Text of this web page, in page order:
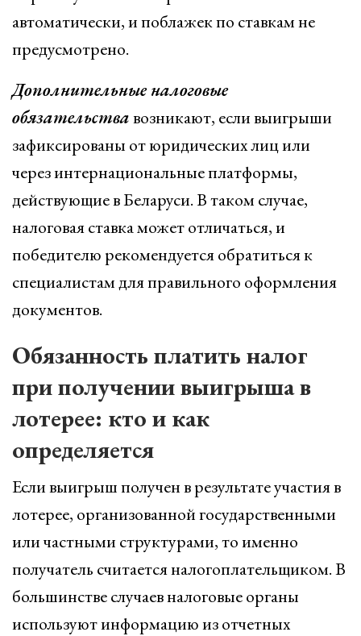
автоматически, и поблажек по ставкам не
предусмотрено.
Дополнительные налоговые
обязательствавозникают, если выигрыши
зафиксированы от юридических лиц или
через интернациональные платформы,
действующие в Беларуси. В таком случае,
налоговая ставка может отличаться, и
победителю рекомендуется обратиться к
специалистам для правильного оформления
документов.
Обязанность платить налог
при получении выигрыша в
лотерее: кто и как
определяется
Если выигрыш получен в результате участия в
лотерее, организованной государственными
или частными структурами, то именно
получатель считается налогоплательщиком. В
большинстве случаев налоговые органы
используют информацию из отчетных